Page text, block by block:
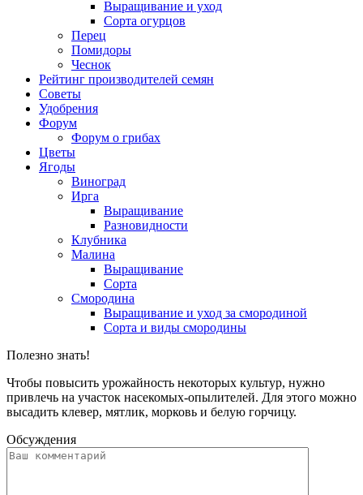
Выращивание и уход
Сорта огурцов
Перец
Помидоры
Чеснок
Рейтинг производителей семян
Советы
Удобрения
Форум
Форум о грибах
Цветы
Ягоды
Виноград
Ирга
Выращивание
Разновидности
Клубника
Малина
Выращивание
Сорта
Смородина
Выращивание и уход за смородиной
Сорта и виды смородины
Полезно знать!
Чтобы повысить урожайность некоторых культур, нужно
привлечь на участок насекомых-опылителей. Для этого можно
высадить клевер, мятлик, морковь и белую горчицу.
Обсуждения